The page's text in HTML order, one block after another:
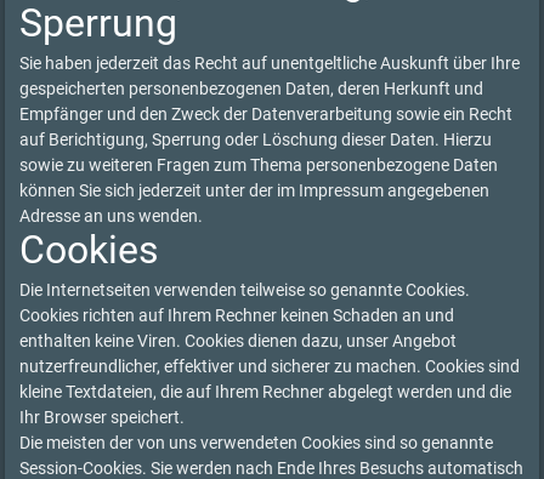
Sperrung
Sie haben jederzeit das Recht auf unentgeltliche Auskunft über Ihre
gespeicherten personenbezogenen Daten, deren Herkunft und
Empfänger und den Zweck der Datenverarbeitung sowie ein Recht
auf Berichtigung, Sperrung oder Löschung dieser Daten. Hierzu
sowie zu weiteren Fragen zum Thema personenbezogene Daten
können Sie sich jederzeit unter der im Impressum angegebenen
Adresse an uns wenden.
Cookies
Die Internetseiten verwenden teilweise so genannte Cookies.
Cookies richten auf Ihrem Rechner keinen Schaden an und
enthalten keine Viren. Cookies dienen dazu, unser Angebot
nutzerfreundlicher, effektiver und sicherer zu machen. Cookies sind
kleine Textdateien, die auf Ihrem Rechner abgelegt werden und die
Ihr Browser speichert.
Die meisten der von uns verwendeten Cookies sind so genannte
Session-Cookies. Sie werden nach Ende Ihres Besuchs automatisch